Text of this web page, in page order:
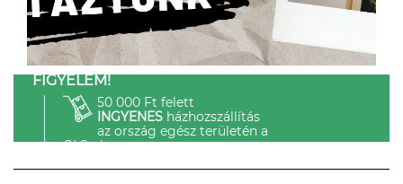
FIGYELEM!
50 000 Ft felett
INGYENESházhozszállítás
az ország egész területén a
GLS-el.